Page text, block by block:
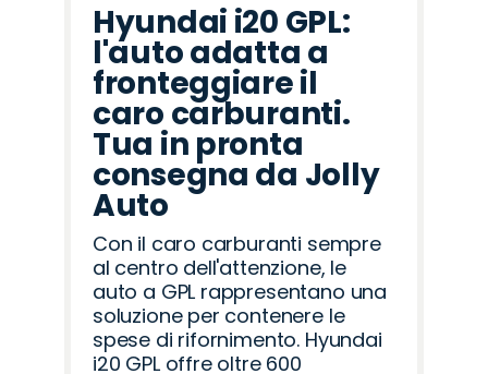
Hyundai i20 GPL:
l'auto adatta a
fronteggiare il
caro carburanti.
Tua in pronta
consegna da Jolly
Auto
Con il caro carburanti sempre
al centro dell'attenzione, le
auto a GPL rappresentano una
soluzione per contenere le
spese di rifornimento. Hyundai
i20 GPL offre oltre 600